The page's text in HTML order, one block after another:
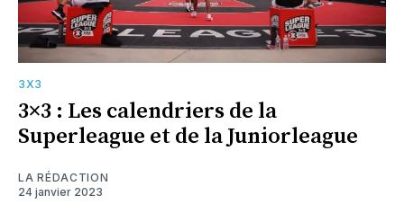
3X3
3×3 : Les calendriers de la
Superleague et de la Juniorleague
LA RÉDACTION
24 janvier 2023